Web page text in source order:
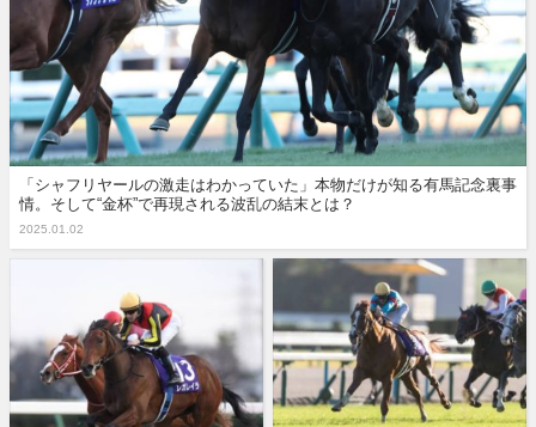
「シャフリヤールの激走はわかっていた」本物だけが知る有馬記念裏事
情。そして“金杯”で再現される波乱の結末とは？
2025.01.02